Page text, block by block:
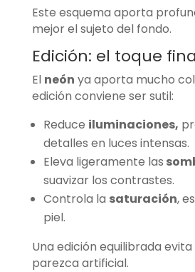
Este esquema aporta
mejor el sujeto del fondo.
Edición: el toque
El neón ya aporta mucho
edición conviene ser sutil:
Reduce iluminaciones,
detalles en luces intensas.
Eleva ligeramente las
suavizar los contrastes.
Controla la saturación,
piel.
Una edición equilibrada
parezca artificial.